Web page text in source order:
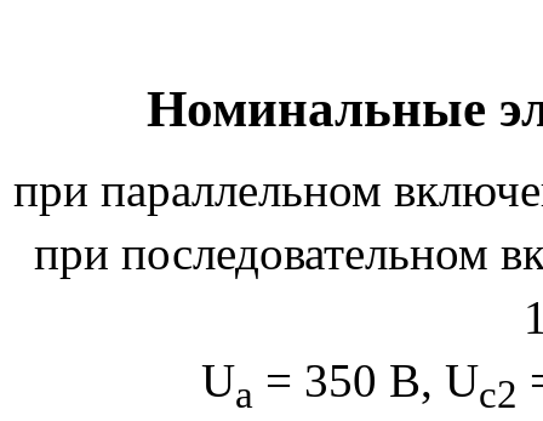
Номинальные
при параллельном
при последовательном
Uа = 350 В, Uс2